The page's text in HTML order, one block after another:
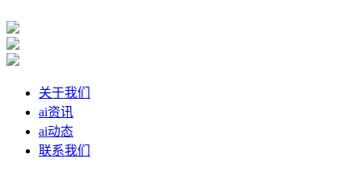
关于我们
ai资讯
ai动态
联系我们